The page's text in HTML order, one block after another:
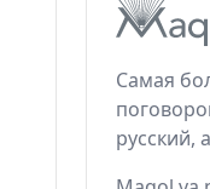
Самая
русский,